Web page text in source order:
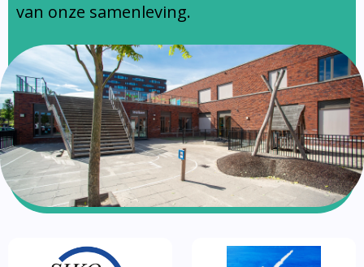
van onze samenleving.